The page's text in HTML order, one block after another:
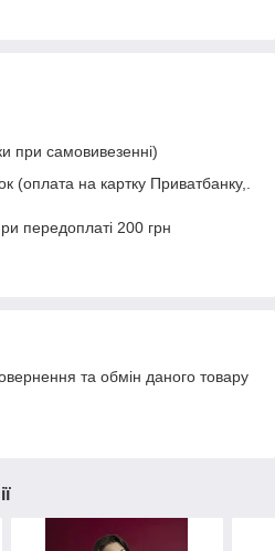
при самовивезенні)
(оплата на картку Приватбанку,.
передоплаті 200 грн
та обмін даного товару